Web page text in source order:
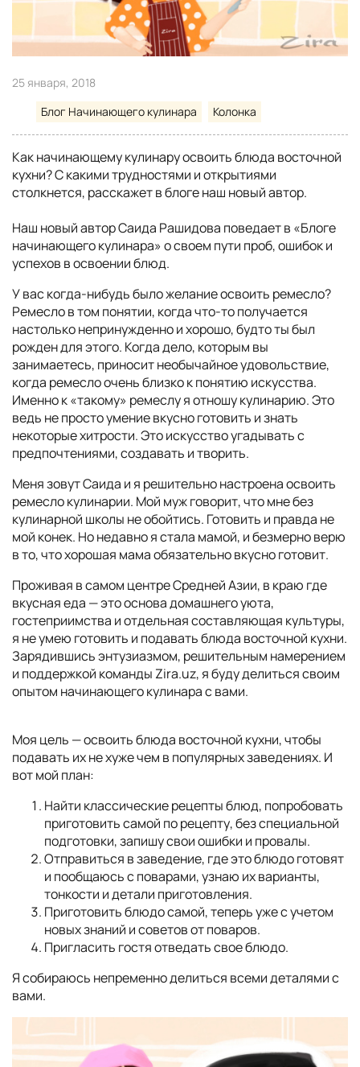
25 января, 2018
Блог Начинающего кулинара
Колонка
Как начинающему кулинару освоить блюда восточной
кухни? С какими трудностями и открытиями
столкнется, расскажет в блоге наш новый автор.
Наш новый автор Саида Рашидова поведает в «Блоге
начинающего кулинара» о своем пути проб, ошибок и
успехов в освоении блюд.
У вас когда-нибудь было желание освоить ремесло?
Ремесло в том понятии, когда что-то получается
настолько непринужденно и хорошо, будто ты был
рожден для этого. Когда дело, которым вы
занимаетесь, приносит необычайное удовольствие,
когда ремесло очень близко к понятию искусства.
Именно к «такому» ремеслу я отношу кулинарию. Это
ведь не просто умение вкусно готовить и знать
некоторые хитрости. Это искусство угадывать с
предпочтениями, создавать и творить.
Меня зовут Саида и я решительно настроена освоить
ремесло кулинарии. Мой муж говорит, что мне без
кулинарной школы не обойтись. Готовить и правда не
мой конек. Но недавно я стала мамой, и безмерно верю
в то, что хорошая мама обязательно вкусно готовит.
Проживая в самом центре Средней Азии, в краю где
вкусная еда — это основа домашнего уюта,
гостеприимства и отдельная составляющая культуры,
я не умею готовить и подавать блюда восточной кухни.
Зарядившись энтузиазмом, решительным намерением
и поддержкой команды Zira.uz, я буду делиться своим
опытом начинающего кулинара с вами.
Моя цель — освоить блюда восточной кухни, чтобы
подавать их не хуже чем в популярных заведениях. И
вот мой план:
Найти классические рецепты блюд, попробовать
приготовить самой по рецепту, без специальной
подготовки, запишу свои ошибки и провалы.
Отправиться в заведение, где это блюдо готовят
и пообщаюсь с поварами, узнаю их варианты,
тонкости и детали приготовления.
Приготовить блюдо самой, теперь уже с учетом
новых знаний и советов от поваров.
Пригласить гостя отведать свое блюдо.
Я собираюсь непременно делиться всеми деталями с
вами.